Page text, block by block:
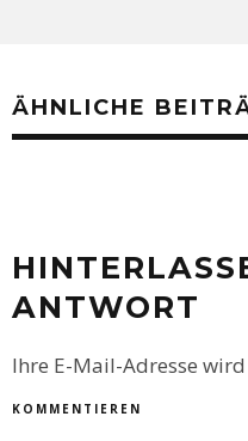
ÄHNLICHE
ANTWORT
Ihre E-Mail-Adresse
KOMMENTIEREN